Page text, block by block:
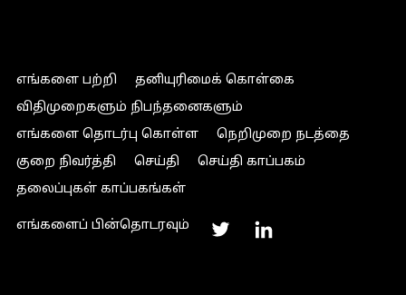
எங்களை பற்றி
தனியுரிமைக் கொள்கை
விதிமுறைகளும் நிபந்தனைகளும்
எங்களை தொடர்பு கொள்ள
நெறிமுறை நடத்தை
குறை நிவர்த்தி
செய்தி
செய்தி காப்பகம்
தலைப்புகள் காப்பகங்கள்
எங்களைப் பின்தொடரவும்